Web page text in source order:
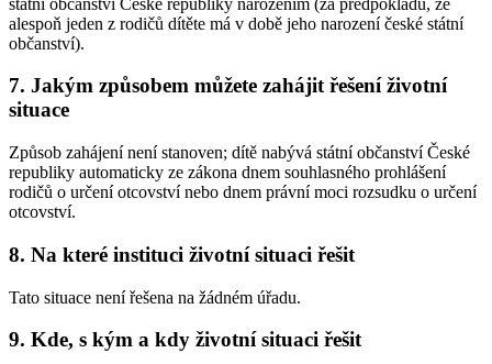
alespoň jeden z rodičů dítěte má v době jeho narození české státní
občanství).
7. Jakým způsobem můžete zahájit řešení životní
situace
Způsob zahájení není stanoven; dítě nabývá státní občanství České
republiky automaticky ze zákona dnem souhlasného prohlášení
rodičů o určení otcovství nebo dnem právní moci rozsudku o určení
otcovství.
8. Na které instituci životní situaci řešit
Tato situace není řešena na žádném úřadu.
9. Kde, s kým a kdy životní situaci řešit